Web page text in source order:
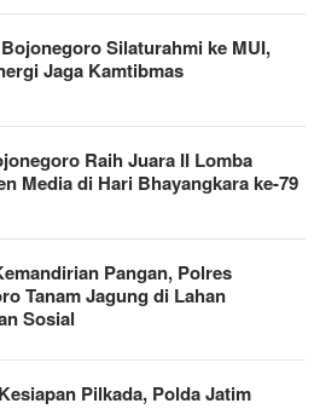
Silaturahmi ke MUI,
Jaga Kamtibmas
Raih Juara II Lomba
Media di Hari Bhayangkara ke-79
Pangan, Polres
Tanam Jagung di Lahan
Sosial
Pilkada, Polda Jatim